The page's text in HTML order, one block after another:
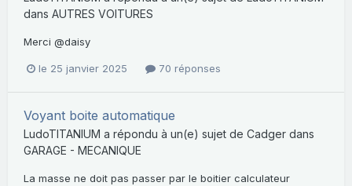
dans AUTRES VOITURES
Merci @daisy
le 25 janvier 2025 70 réponses
Voyant boite automatique
LudoTITANIUM a répondu à un(e) sujet de Cadger dans
GARAGE - MECANIQUE
La masse ne doit pas passer par le boitier calculateur